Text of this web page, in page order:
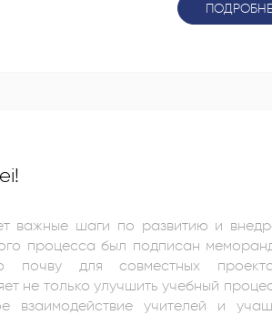
важные шаги по развитию и
процесса был подписан
почву для совместных
не только улучшить учебный
учителей и